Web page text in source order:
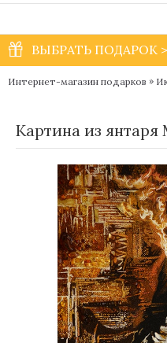
ВЫБРАТЬ ПОДАРОК
Интернет-магазин подарков »
Картина из